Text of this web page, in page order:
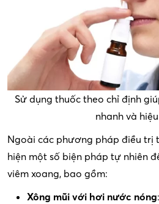
Sử dụng thuốc theo chỉ định
nhanh và
Ngoài các phương pháp điều trị
hiện một số biện pháp tự nhiên
viêm xoang, bao gồm:
Xông mũi với hơi nước nóng